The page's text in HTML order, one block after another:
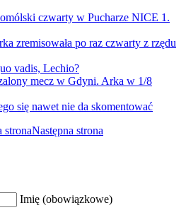
czwarty w Pucharze NICE 1.
zremisowała po raz czwarty z rzędu
vadis, Lechio?
mecz w Gdyni. Arka w 1/8
się nawet nie da skomentować
stronaNastępna strona
Imię (obowiązkowe)